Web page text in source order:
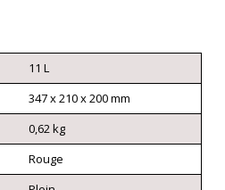
11 L
347 x 210 x 200 mm
0,62 kg
Rouge